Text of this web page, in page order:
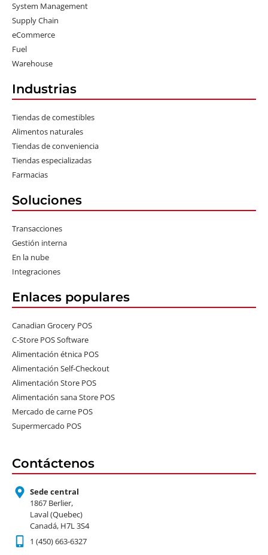
System Management
Supply Chain
eCommerce
Fuel
Warehouse
Industrias
Tiendas de comestibles
Alimentos naturales
Tiendas de conveniencia
Tiendas especializadas
Farmacias
Soluciones
Transacciones
Gestión interna
En la nube
Integraciones
Enlaces populares
Canadian Grocery POS
C-Store POS Software
Alimentación étnica POS
Alimentación Self-Checkout
Alimentación Store POS
Alimentación sana Store POS
Mercado de carne POS
Supermercado POS
Contáctenos
Sede central
1867 Berlier,
Laval (Quebec)
Canadá, H7L 3S4
1 (450) 663-6327